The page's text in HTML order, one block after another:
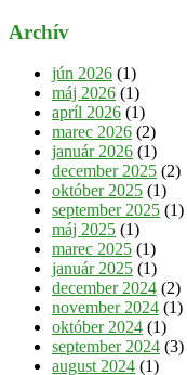
Archív
jún 2026 (1)
máj 2026 (1)
apríl 2026 (1)
marec 2026 (2)
január 2026 (1)
december 2025 (2)
október 2025 (1)
september 2025 (1)
máj 2025 (1)
marec 2025 (1)
január 2025 (1)
december 2024 (2)
november 2024 (1)
október 2024 (1)
september 2024 (3)
august 2024 (1)